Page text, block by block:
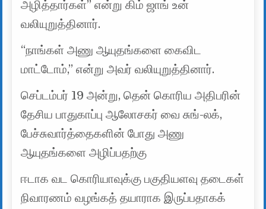
அழித்தார்கள்” என்று கிம் ஜாங் உன்
வலியுறுத்தினார்.
“நாங்கள் அணு ஆயுதங்களை கைவிட
மாட்டோம்,” என்று அவர் வலியுறுத்தினார்.
செப்டம்பர் 19 அன்று, தென் கொரிய அதிபரின்
தேசிய பாதுகாப்பு ஆலோசகர் வை சுங்-லக்,
பேச்சுவார்த்தைகளின் போது அணு
ஆயுதங்களை அழிப்பதற்கு
ஈடாக வட கொரியாவுக்கு பகுதியளவு தடைகள்
நிவாரணம் வழங்கத் தயாராக இருப்பதாகக்